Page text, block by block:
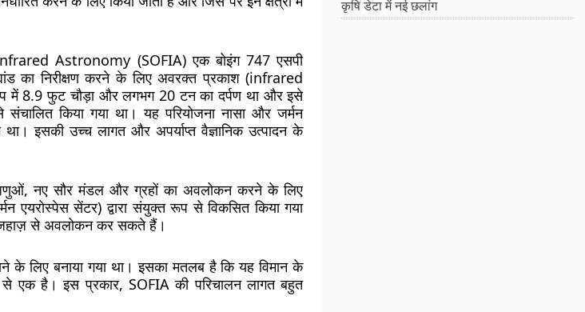
Astronomy (SOFIA) एक बोइंग 747 एसपी
का निरीक्षण करने के लिए अवरक्त प्रकाश (infrared
में 8.9 फुट चौड़ा और लगभग 20 टन का दर्पण था और इसे
किया गया था। यह परियोजना नासा और जर्मन
इसकी उच्च लागत और अपर्याप्त वैज्ञानिक उत्पादन के
नए सौर मंडल और ग्रहों का अवलोकन करने के लिए
एयरोस्पेस सेंटर) द्वारा संयुक्त रूप से विकसित किया गया
से अवलोकन कर सकते हैं।
के लिए बनाया गया था। इसका मतलब है कि यह विमान के
एक है। इस प्रकार, SOFIA की परिचालन लागत बहुत
कृषि डेटा में नई छलांग